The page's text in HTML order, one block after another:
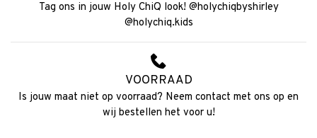
Tag ons in jouw Holy ChiQ look! @holychiqbyshirley
@holychiq.kids
VOORRAAD
Is jouw maat niet op voorraad? Neem contact met ons op en
wij bestellen het voor u!